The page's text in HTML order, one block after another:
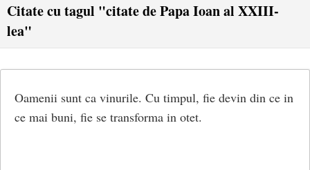
Citate cu tagul "citate de Papa Ioan al XXIII-
lea"
Oamenii sunt ca vinurile. Cu timpul, fie devin din ce in
ce mai buni, fie se transforma in otet.